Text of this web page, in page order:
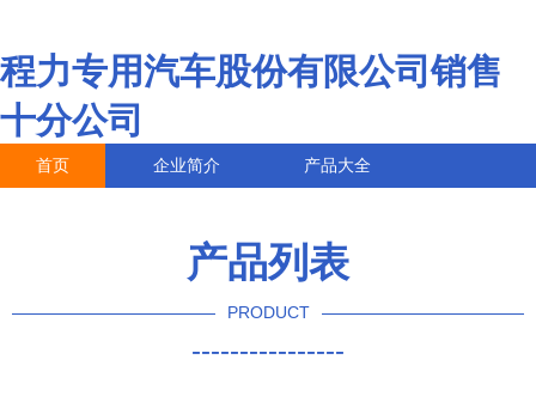
程力专用汽车股份有限公司销售
十分公司
首页 企业简介 产品大全
产品列表
PRODUCT
----------------